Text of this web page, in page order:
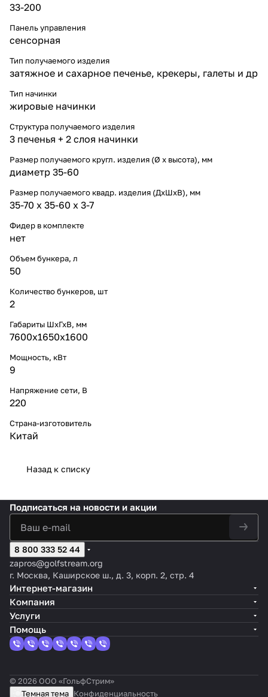
33-200
Панель управления
сенсорная
Тип получаемого изделия
затяжное и сахарное печенье, крекеры, галеты и др
Тип начинки
жировые начинки
Структура получаемого изделия
3 печенья + 2 слоя начинки
Размер получаемого кругл. изделия (Ø х высота), мм
диаметр 35-60
Размер получаемого квадр. изделия (ДхШхВ), мм
35-70 х 35-60 х 3-7
Фидер в комплекте
нет
Объем бункера, л
50
Количество бункеров, шт
2
Габариты ШхГхВ, мм
7600х1650х1600
Мощность, кВт
9
Напряжение сети, В
220
Страна-изготовитель
Китай
Назад к списку
Подписаться на новости и акции
8 800 333 52 44
zapros@golfstream.org
г. Москва, Каширское ш., д. 3, корп. 2, стр. 4
Интернет-магазин
Компания
Услуги
Помощь
© 2026 ООО «ГольфСтрим»
Темная тема Конфиденциальность